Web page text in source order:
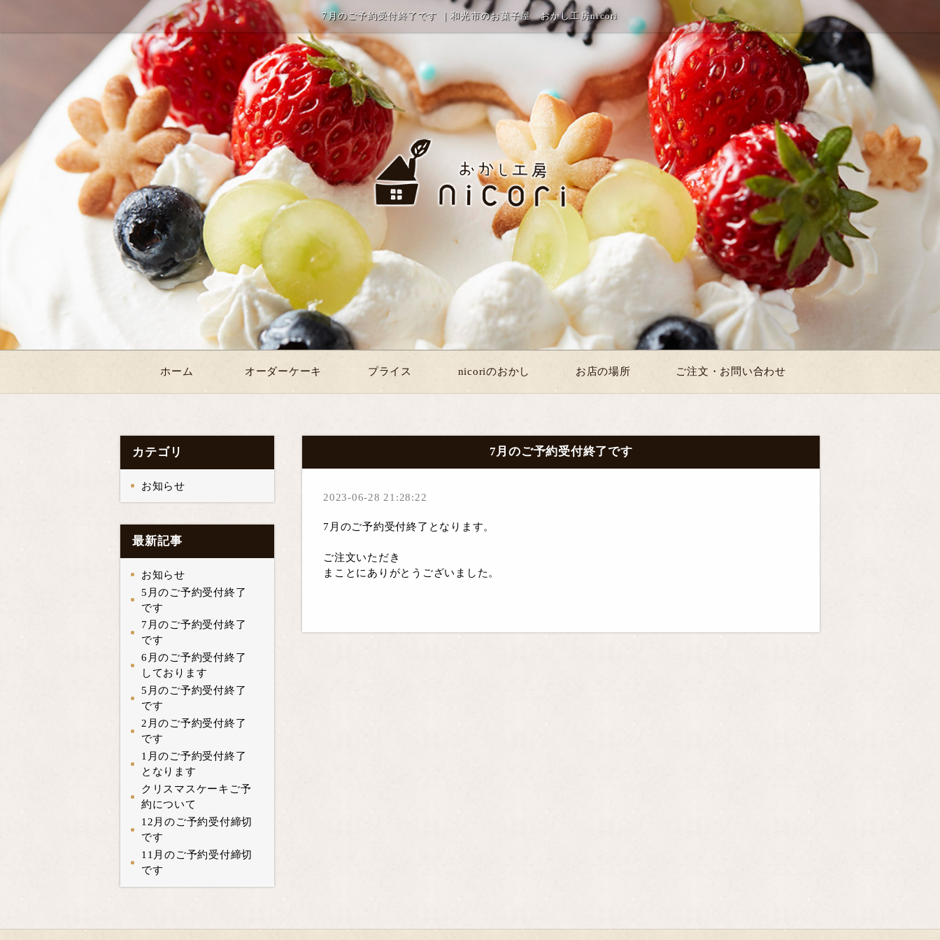
7月のご予約受付終了です ｜和光市のお菓子屋 おかし工房nicori
ホーム オーダーケーキ プライス nicoriのおかし お店の場所 ご注文・お問い合わせ
カテゴリ
お知らせ
最新記事
お知らせ
5月のご予約受付終了
です
7月のご予約受付終了
です
6月のご予約受付終了
しております
5月のご予約受付終了
です
2月のご予約受付終了
です
1月のご予約受付終了
となります
クリスマスケーキご予
約について
12月のご予約受付締切
です
11月のご予約受付締切
です
7月のご予約受付終了です
2023-06-28 21:28:22
7月のご予約受付終了となります。
ご注文いただき
まことにありがとうございました。